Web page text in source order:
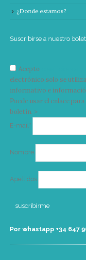
¿Donde estamos?
Suscribirse a nuestro
Acepto
electrónico solo se
informativo e
Puede usar el enlace
boletín. >
E-mail*
Nombre
Apellidos
Por whastapp +34 ‭647